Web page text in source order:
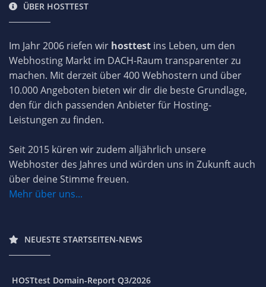
ÜBER HOSTTEST
Im Jahr 2006 riefen wir hosttest ins Leben, um den
Webhosting Markt im DACH-Raum transparenter zu
machen. Mit derzeit über 400 Webhostern und über
10.000 Angeboten bieten wir dir die beste Grundlage,
den für dich passenden Anbieter für Hosting-
Leistungen zu finden.
Seit 2015 küren wir zudem alljährlich unsere
Webhoster des Jahres und würden uns in Zukunft auch
über deine Stimme freuen.
Mehr über uns...
NEUESTE STARTSEITEN-NEWS
HOSTtest Domain-Report Q3/2026